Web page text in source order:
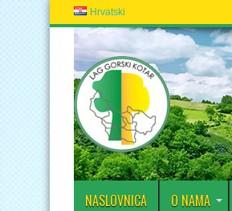
Hrvatski
NASLOVNICA O NAMA